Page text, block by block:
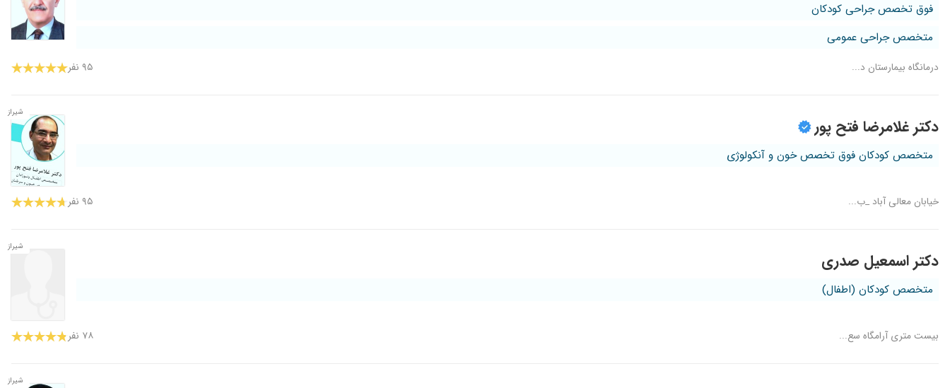
فوق تخصص جراحی کودکان
متخصص جراحی عمومی
درمانگاه بیمارستان د... ۹۵ نفر
شیراز
دکتر غلامرضا فتح پور
متخصص کودکان فوق تخصص خون و آنکولوژی
خیابان معالی آباد _ب... ۹۵ نفر
شیراز
دکتر اسمعیل صدری
متخصص کودکان (اطفال)
بیست متری آرامگاه سع... ۷۸ نفر
شیراز